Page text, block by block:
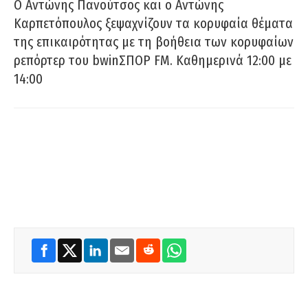
Ο Αντώνης Πανούτσος και ο Αντώνης
Καρπετόπουλος ξεψαχνίζουν τα κορυφαία θέματα
της επικαιρότητας με τη βοήθεια των κορυφαίων
ρεπόρτερ του bwinΣΠΟΡ FM. Καθημερινά 12:00 με
14:00